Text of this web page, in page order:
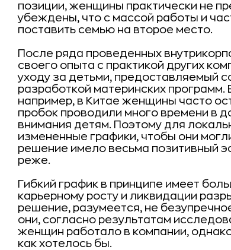
позиции, женщины практически не
убеждены, что с массой работы и
поставить семью на второе место.
После ряда проведенных
своего опыта с практикой других
уходу за детьми, предоставляемый
разработкой материнских
например, в Китае женщины часто
пробок проводили много времени в
внимания детям. Поэтому для
измененные графики, чтобы они
решение имело весьма позитивный
реже.
Гибкий график в принципе имеет
карьерному росту и ликвидации
решение, разумеется, не
они, согласно результатам
женщин работало в компании,
как хотелось бы.